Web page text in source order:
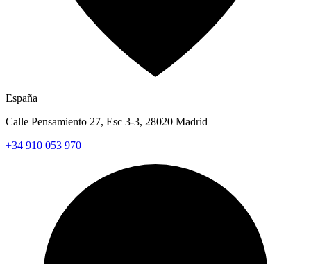
España
Calle Pensamiento 27, Esc 3-3, 28020 Madrid
+34 910 053 970